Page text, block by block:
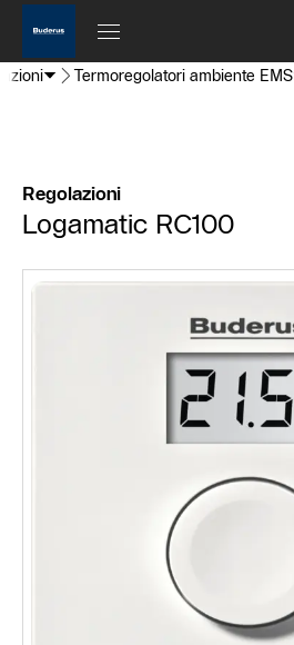
Termoregolatori ambiente EMS
Regolazioni
Logamatic RC100